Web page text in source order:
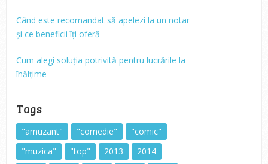
Când este recomandat să apelezi la un notar
și ce beneficii îți oferă
Cum alegi soluția potrivită pentru lucrările la
înălțime
Tags
"amuzant" "comedie"
"comic"
"muzica"
"top" 2013
2014